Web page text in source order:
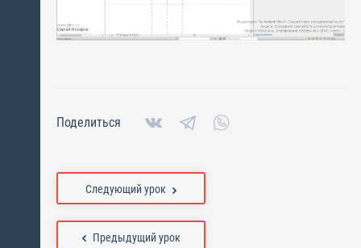
Поделиться
Предыдущий урок
Следующий урок